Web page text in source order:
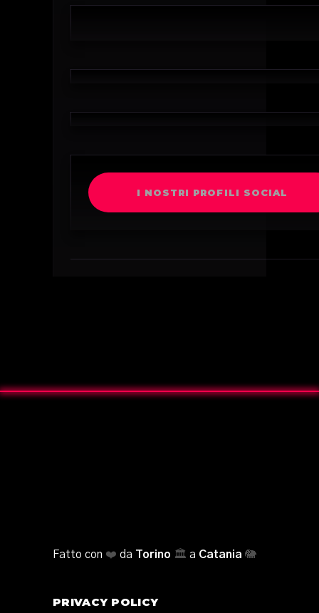
I NOSTRI PROFILI SOCIAL
Fatto con ❤️ da Torino 🏛️ a Catania 🐘
PRIVACY POLICY